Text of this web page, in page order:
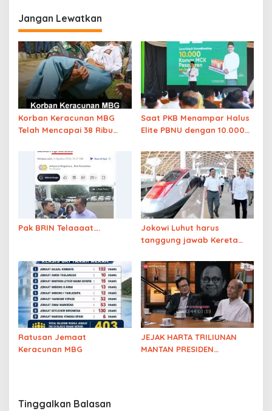
Jangan Lewatkan
Korban Keracunan MBG
Telah Mencapai 38 Ribu
Saat PKB Menampar Halus
Elite PBNU dengan 10.000
Pak BRIN Telaaaat….
Jokowi Luhut harus
tanggung jawab Kereta
Ratusan Jemaat
Keracunan MBG
JEJAK HARTA TRILIUNAN
MANTAN PRESIDEN
Tinggalkan Balasan